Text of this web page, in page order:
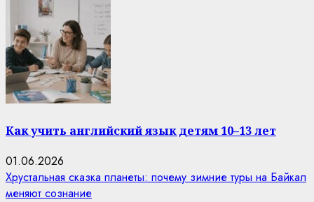
Как учить английский язык детям 10–13 лет
01.06.2026
Хрустальная сказка планеты: почему зимние туры на Байкал
меняют сознание